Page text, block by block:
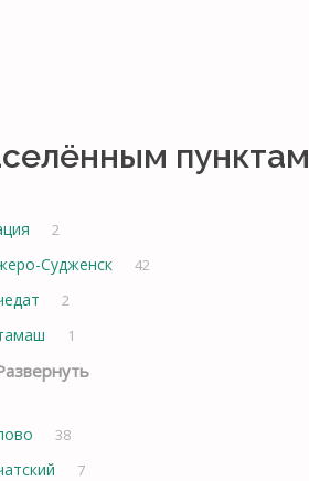
пунктам
2
Судженск 42
2
1
38
7